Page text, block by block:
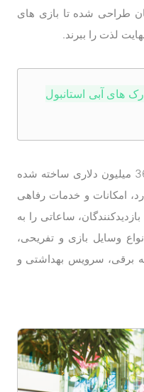
طراحی شده تا بازی های
لذت را ببرند.
های آبی استانبول
با هزینه ای 36 میلیون دلاری ساخته شده
هزار مربع دارد، امکانات و خدمات رفاهی
ساعاتی را به
وسایل بازی و تفریحی،
برقی، سرویس بهداشتی و